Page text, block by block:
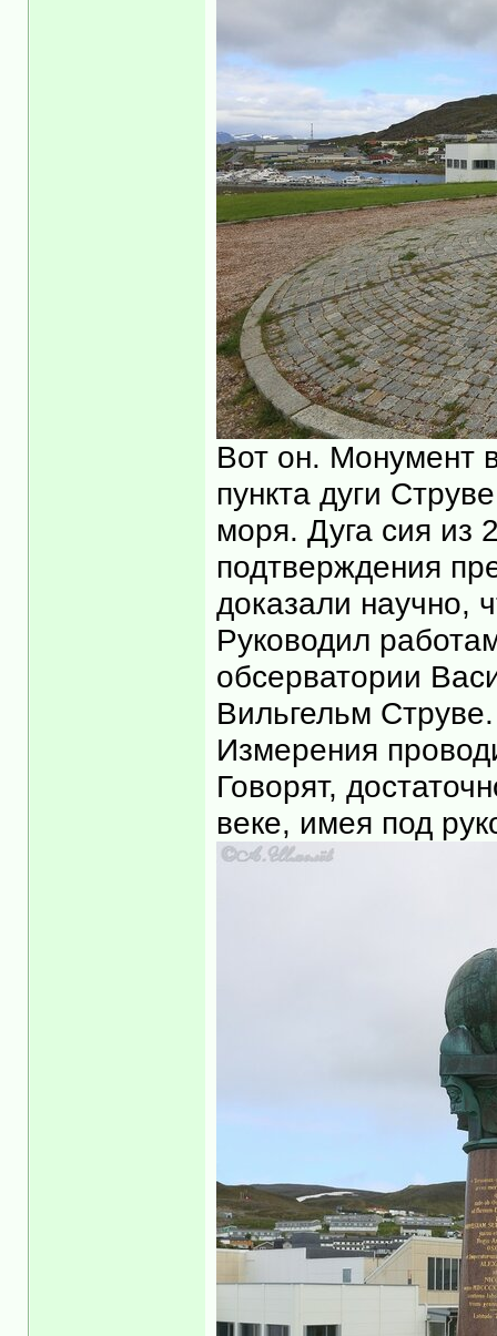
Вот он. Монумент
пункта дуги
моря. Дуга сия из
подтверждения
доказали научно,
Руководил
обсерватории
Вильгельм Струве.
Измерения
Говорят,
веке, имея под